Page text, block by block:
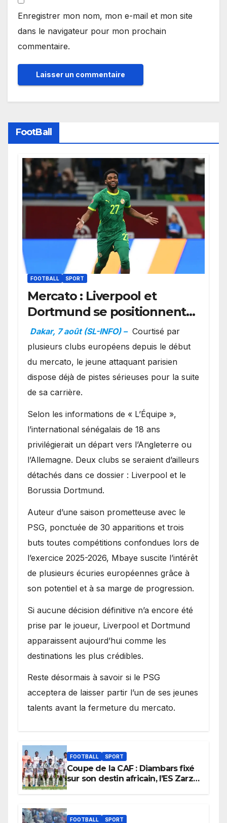
Enregistrer mon nom, mon e-mail et mon site
dans le navigateur pour mon prochain
commentaire.
FootBall
FOOTBALL SPORT
Mercato : Liverpool et
Dortmund se positionnent
en favoris pour recruter
Ibrahim Mbaye
Dakar, 7 août (SL-INFO) – Courtisé par
plusieurs clubs européens depuis le début
du mercato, le jeune attaquant parisien
dispose déjà de pistes sérieuses pour la suite
de sa carrière.
Selon les informations de « L’Équipe »,
l’international sénégalais de 18 ans
privilégierait un départ vers l’Angleterre ou
l’Allemagne. Deux clubs se seraient d’ailleurs
détachés dans ce dossier : Liverpool et le
Borussia Dortmund.
Auteur d’une saison prometteuse avec le
PSG, ponctuée de 30 apparitions et trois
buts toutes compétitions confondues lors de
l’exercice 2025-2026, Mbaye suscite l’intérêt
de plusieurs écuries européennes grâce à
son potentiel et à sa marge de progression.
Si aucune décision définitive n’a encore été
prise par le joueur, Liverpool et Dortmund
apparaissent aujourd’hui comme les
destinations les plus crédibles.
Reste désormais à savoir si le PSG
acceptera de laisser partir l’un de ses jeunes
talents avant la fermeture du mercato.
FOOTBALL SPORT
Coupe de la CAF : Diambars fixé
sur son destin africain, l’ES Zarzis
FOOTBALL SPORT